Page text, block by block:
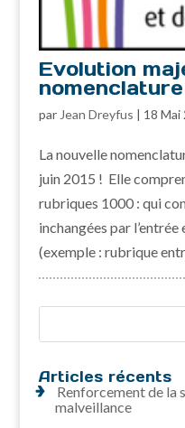
Evolution
nomenclature
par Jean Dreyfus | 18 Mai
La nouvelle
juin 2015 ! Elle
rubriques 1000 : qui
inchangées par
(exemple : rubrique
Articles récents
Renforcement de la
malveillance